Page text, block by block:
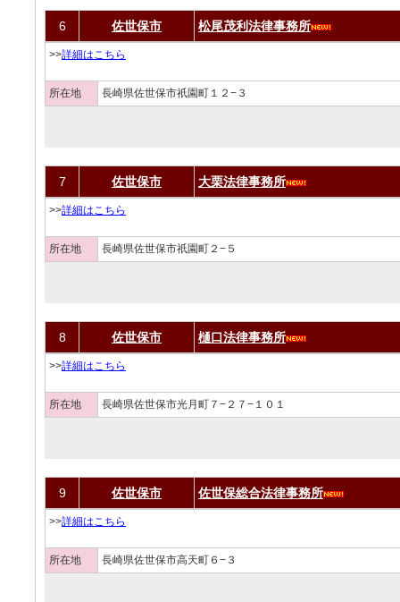
6 佐世保市 松尾茂利法律事務所
>>詳細はこちら
所在地 長崎県佐世保市祇園町１２−３
7 佐世保市 大栗法律事務所
>>詳細はこちら
所在地 長崎県佐世保市祇園町２−５
8 佐世保市 樋口法律事務所
>>詳細はこちら
所在地 長崎県佐世保市光月町７−２７−１０１
9 佐世保市 佐世保総合法律事務所
>>詳細はこちら
所在地 長崎県佐世保市高天町６−３